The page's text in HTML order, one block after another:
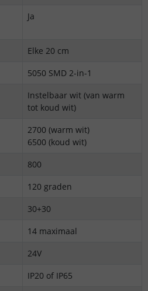
Ja
Elke 20 cm
5050 SMD 2-in-1
Instelbaar wit (van warm
tot koud wit)
2700 (warm wit)
6500 (koud wit)
800
120 graden
30+30
14 maximaal
24V
IP20 of IP65